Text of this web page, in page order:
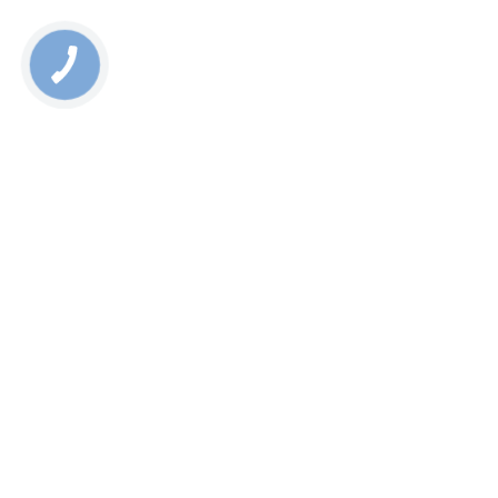
Rate this page